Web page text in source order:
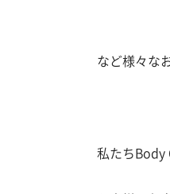
など様々な
私たちBody